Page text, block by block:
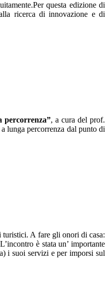
questa edizione di
ricerca di innovazione e di
percorrenza”, a cura del prof.
lunga percorrenza dal punto di
A fare gli onori di casa:
è stata un’ importante
i suoi servizi e per imporsi sul